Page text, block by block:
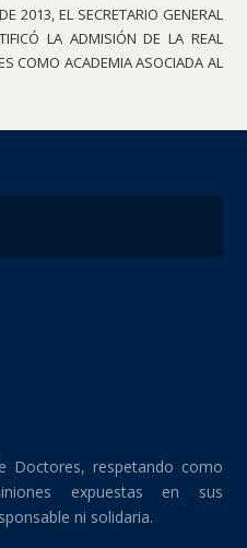
2013, EL SECRETARIO GENERAL
LA ADMISIÓN DE LA REAL
COMO ACADEMIA ASOCIADA AL
Doctores, respetando como
expuestas en sus
ni solidaria.